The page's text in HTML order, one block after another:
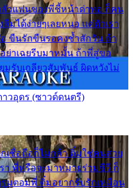
วแฟนของพี่ชี้หน้าด่าทอ ก็คน
มได้ง่ายๆเลยหนอ แค่ตัวเรา
ขืนรักขืนรอคงช้ำสักวัน ถ้า
ย่าเฉยรีบมาหมั้น ถ้าพี่สู่ขอ
มรับเกลียวสัมพันธ์ ผิดหวังไม่
วอุดร (ซาวด์ดนตรี)
เชื่อถือก็ไม่กล้า ติ๋มใช่คนสวย
า พี่หรือจะมาหมายร่วมชีวี ก็
มตอมพี่ ติ๋มอยากรับรักเหมือน